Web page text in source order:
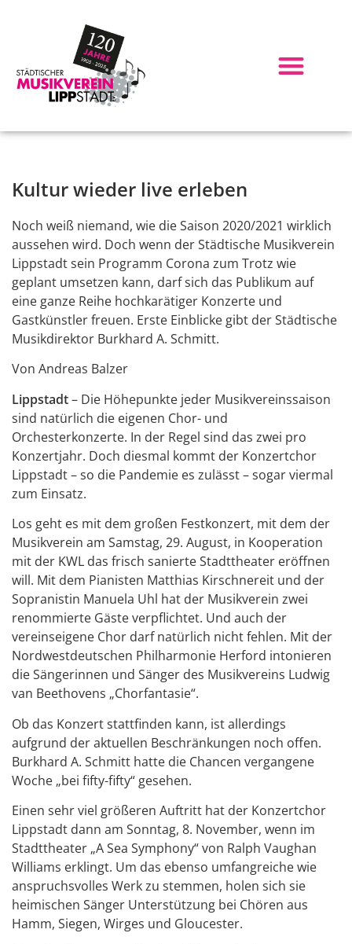
Kultur wieder live erleben
Noch weiß niemand, wie die Saison 2020/2021 wirklich
aussehen wird. Doch wenn der Städtische Musikverein
Lippstadt sein Programm Corona zum Trotz wie
geplant umsetzen kann, darf sich das Publikum auf
eine ganze Reihe hochkarätiger Konzerte und
Gastkünstler freuen. Erste Einblicke gibt der Städtische
Musikdirektor Burkhard A. Schmitt.
Von Andreas Balzer
Lippstadt– Die Höhepunkte jeder Musikvereinssaison
sind natürlich die eigenen Chor- und
Orchesterkonzerte. In der Regel sind das zwei pro
Konzertjahr. Doch diesmal kommt der Konzertchor
Lippstadt – so die Pandemie es zulässt – sogar viermal
zum Einsatz.
Los geht es mit dem großen Festkonzert, mit dem der
Musikverein am Samstag, 29. August, in Kooperation
mit der KWL das frisch sanierte Stadttheater eröffnen
will. Mit dem Pianisten Matthias Kirschnereit und der
Sopranistin Manuela Uhl hat der Musikverein zwei
renommierte Gäste verpflichtet. Und auch der
vereinseigene Chor darf natürlich nicht fehlen. Mit der
Nordwestdeutschen Philharmonie Herford intonieren
die Sängerinnen und Sänger des Musikvereins Ludwig
van Beethovens „Chorfantasie“.
Ob das Konzert stattfinden kann, ist allerdings
aufgrund der aktuellen Beschränkungen noch offen.
Burkhard A. Schmitt hatte die Chancen vergangene
Woche „bei fifty-fifty“ gesehen.
Einen sehr viel größeren Auftritt hat der Konzertchor
Lippstadt dann am Sonntag, 8. November, wenn im
Stadttheater „A Sea Symphony“ von Ralph Vaughan
Williams erklingt. Um das ebenso umfangreiche wie
anspruchsvolles Werk zu stemmen, holen sich sie
heimischen Sänger Unterstützung bei Chören aus
Hamm, Siegen, Wirges und Gloucester.